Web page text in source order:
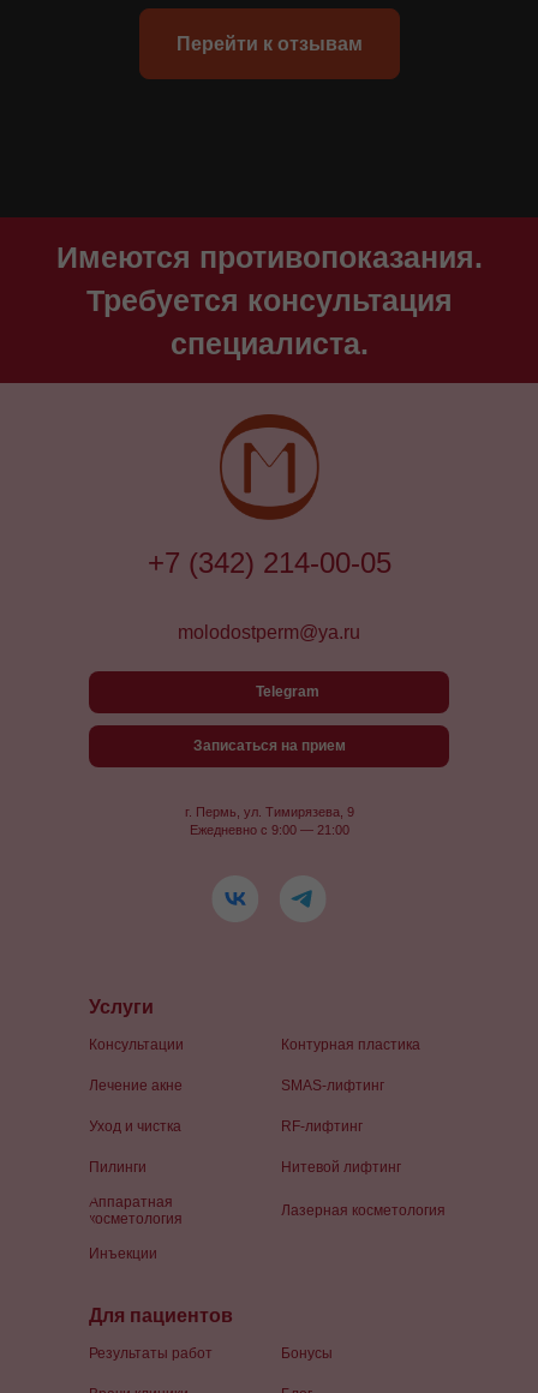
Перейти к отзывам
Имеются противопоказания.
Требуется консультация
специалиста.
Услуги
Консультации
Лечение акне
Уход и чистка
Пилинги
Инъекции
Нитевой лифтинг
SMAS-лифтинг
RF-лифтинг
Аппаратная
косметология
Лазерная косметология
Контурная пластика
Записаться на прием
Telegram
+7 (342) 214-00-05
molodostperm@ya.ru
г. Пермь, ул. Тимирязева, 9
Ежедневно с 9:00 — 21:00
Для пациентов
Результаты работ Бонусы